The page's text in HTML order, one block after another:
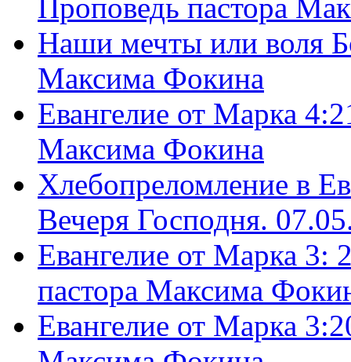
Проповедь пастора
Наши мечты или воля
Максима Фокина
Евангелие от Марка
Максима Фокина
Хлебопреломление в
Вечеря Господня.
Евангелие от Марка 3:
пастора Максима
Евангелие от Марка